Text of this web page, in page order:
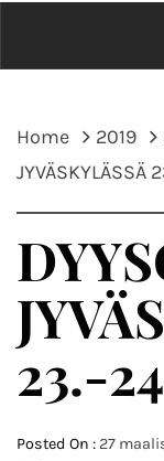
Home 2019
JYVÄSKYLÄSSÄ
23.-
Posted On : 27